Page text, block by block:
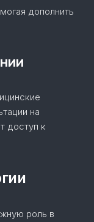
дополнить
на
доступ к
роль в